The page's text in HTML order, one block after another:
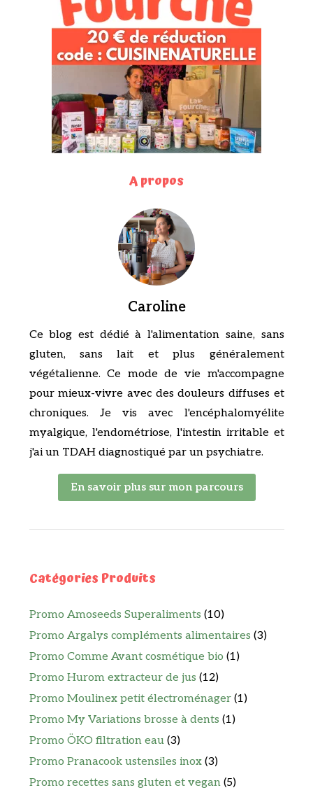
A propos
Caroline
Ce blog est dédié à l'alimentation saine, sans
gluten, sans lait et plus généralement
végétalienne. Ce mode de vie m'accompagne
pour mieux-vivre avec des douleurs diffuses et
chroniques. Je vis avec l'encéphalomyélite
myalgique, l'endométriose, l'intestin irritable et
j'ai un TDAH diagnostiqué par un psychiatre.
En savoir plus sur mon parcours
Catégories Produits
Promo Amoseeds Superaliments (10)
Promo Argalys compléments alimentaires (3)
Promo Comme Avant cosmétique bio (1)
Promo Hurom extracteur de jus (12)
Promo Moulinex petit électroménager (1)
Promo My Variations brosse à dents (1)
Promo ÖKO filtration eau (3)
Promo Pranacook ustensiles inox (3)
Promo recettes sans gluten et vegan (5)